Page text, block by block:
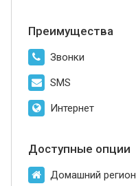
Преимущества
Звонки
SMS
Интернет
Доступные опции
Домашний регион